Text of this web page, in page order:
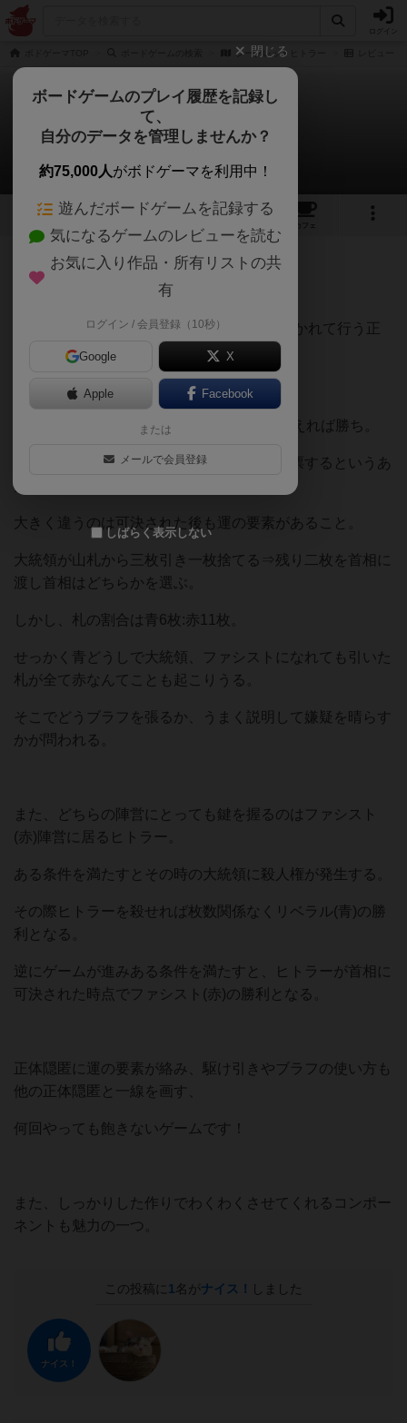
シークレットヒトラー
シークレットヒトラー
らおしーさんのレビュー
3 1 8
カフェ
551名 1名 0 6年以上前
リベラル(青陣営)とファシスト(赤陣営)に分かれて行う正
体隠匿ゲーム。
基本的に青なら5枚、赤なら6枚の札をそろえれば勝ち。
大統領が首相を選び、それに対して皆で投票するというあ
たりのシステムはアヴァロンに近い。
大きく違うのは可決された後も運の要素があること。
大統領が山札から三枚引き一枚捨てる⇒残り二枚を首相に
渡し首相はどちらかを選ぶ。
しかし、札の割合は青6枚:赤11枚。
せっかく青どうしで大統領、ファシストになれても引いた
札が全て赤なんてことも起こりうる。
そこでどうブラフを張るか、うまく説明して嫌疑を晴らす
かが問われる。
また、どちらの陣営にとっても鍵を握るのはファシスト
(赤)陣営に居るヒトラー。
ある条件を満たすとその時の大統領に殺人権が発生する。
その際ヒトラーを殺せれば枚数関係なくリベラル(青)の勝
利となる。
逆にゲームが進みある条件を満たすと、ヒトラーが首相に
可決された時点でファシスト(赤)の勝利となる。
正体隠匿に運の要素が絡み、駆け引きやブラフの使い方も
他の正体隠匿と一線を画す、
何回やっても飽きないゲームです！
また、しっかりした作りでわくわくさせてくれるコンポー
ネントも魅力の一つ。
この投稿に 1 名がナイス！ しました
ナイス！
閉じる
ボードゲームのプレイ履歴を記録し
て、
自分のデータを管理しませんか？
約75,000人がボドゲーマを利用中！
遊んだボードゲームを記録する
気になるゲームのレビューを読む
お気に入り作品・所有リストの共
有
ログイン / 会員登録（10秒）
Google X
Apple Facebook
または
メールで会員登録
しばらく表示しない